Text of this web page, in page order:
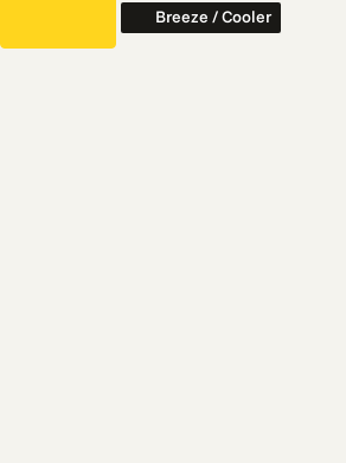
Breeze / Cooler